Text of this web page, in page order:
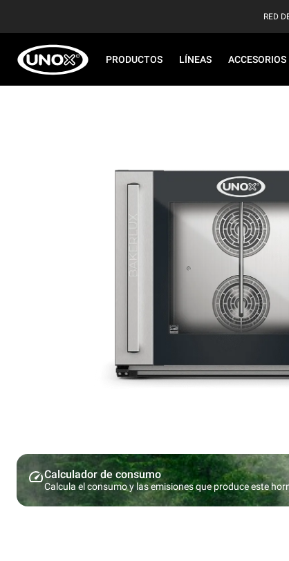
RED
PRODUCTOS LÍNEAS ACCESORIOS
Calculador de consumo
Calcula el consumo y las emisiones que produce este